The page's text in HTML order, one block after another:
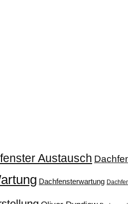
Austausch
Dachfensterwartung